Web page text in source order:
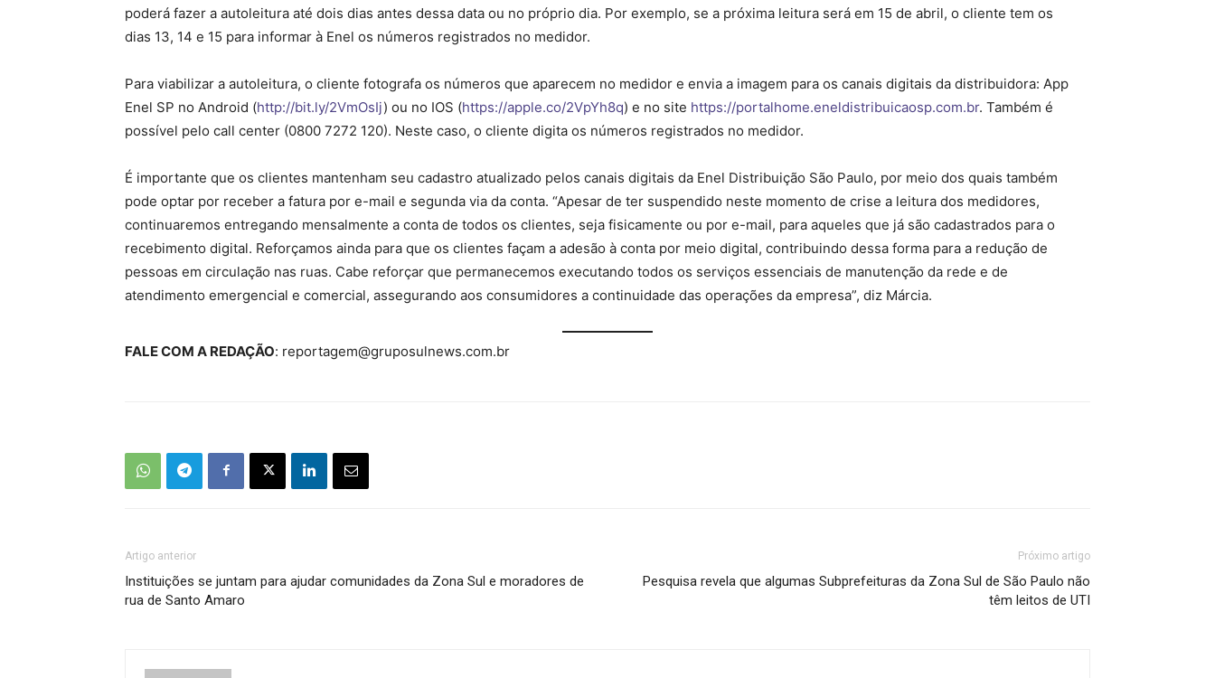
poderá fazer a autoleitura até dois dias antes dessa data ou no próprio dia. Por exemplo, se a próxima leitura será em 15 de abril, o cliente tem os
dias 13, 14 e 15 para informar à Enel os números registrados no medidor.
Para viabilizar a autoleitura, o cliente fotografa os números que aparecem no medidor e envia a imagem para os canais digitais da distribuidora: App
Enel SP no Android (http://bit.ly/2VmOsIj) ou no IOS (https://apple.co/2VpYh8q) e no site https://portalhome.eneldistribuicaosp.com.br. Também é
possível pelo call center (0800 7272 120). Neste caso, o cliente digita os números registrados no medidor.
É importante que os clientes mantenham seu cadastro atualizado pelos canais digitais da Enel Distribuição São Paulo, por meio dos quais também
pode optar por receber a fatura por e-mail e segunda via da conta. “Apesar de ter suspendido neste momento de crise a leitura dos medidores,
continuaremos entregando mensalmente a conta de todos os clientes, seja fisicamente ou por e-mail, para aqueles que já são cadastrados para o
recebimento digital. Reforçamos ainda para que os clientes façam a adesão à conta por meio digital, contribuindo dessa forma para a redução de
pessoas em circulação nas ruas. Cabe reforçar que permanecemos executando todos os serviços essenciais de manutenção da rede e de
atendimento emergencial e comercial, assegurando aos consumidores a continuidade das operações da empresa”, diz Márcia.
FALE COM A REDAÇÃO: reportagem@gruposulnews.com.br
Artigo anterior
Instituições se juntam para ajudar comunidades da Zona Sul e moradores de
rua de Santo Amaro
Próximo artigo
Pesquisa revela que algumas Subprefeituras da Zona Sul de São Paulo não
têm leitos de UTI